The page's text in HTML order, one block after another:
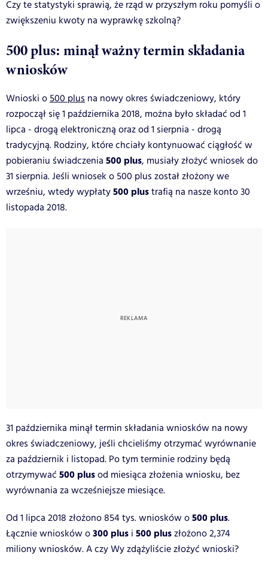
Czy te statystyki sprawią, że rząd w przyszłym roku pomyśli o
zwiększeniu kwoty na wyprawkę szkolną?
500 plus: minął ważny termin składania
wniosków
Wnioski o500 plus na nowy okres świadczeniowy, który
rozpoczął się 1 października 2018, można było składać od 1
lipca - drogą elektroniczną oraz od 1 sierpnia - drogą
tradycyjną. Rodziny, które chciały kontynuować ciągłość w
pobieraniu świadczenia 500 plus, musiały złożyć wniosek do
31 sierpnia. Jeśli wniosek o 500 plus został złożony we
wrześniu, wtedy wypłaty500 plustrafią na nasze konto 30
listopada 2018.
31 października minął termin składania wniosków na nowy
okres świadczeniowy, jeśli chcieliśmy otrzymać wyrównanie
za październik i listopad. Po tym terminie rodziny będą
otrzymywać 500 plusod miesiąca złożenia wniosku, bez
wyrównania za wcześniejsze miesiące.
Od 1 lipca 2018 złożono 854 tys. wniosków o500 plus.
Łącznie wniosków o300 plus i 500 pluszłożono 2,374
miliony wniosków. A czy Wy zdążyliście złożyć wnioski?